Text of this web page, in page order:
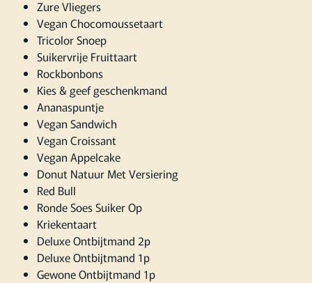
Zure Vliegers
Vegan Chocomoussetaart
Tricolor Snoep
Suikervrije Fruittaart
Rockbonbons
Kies & geef geschenkmand
Ananaspuntje
Vegan Sandwich
Vegan Croissant
Vegan Appelcake
Donut Natuur Met Versiering
Red Bull
Ronde Soes Suiker Op
Kriekentaart
Deluxe Ontbijtmand 2p
Deluxe Ontbijtmand 1p
Gewone Ontbijtmand 1p